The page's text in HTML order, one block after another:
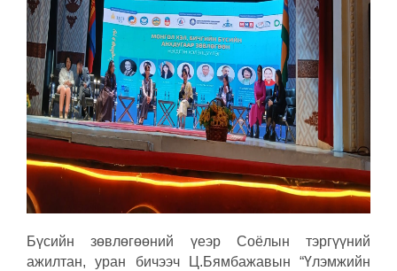
Бүсийн зөвлөгөөний үеэр Соёлын тэргүүний
ажилтан, уран бичээч Ц.Бямбажавын “Үлэмжийн